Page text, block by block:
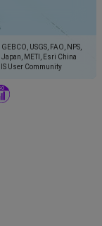
USGS, FAO, NPS,
METI, Esri China
User Community